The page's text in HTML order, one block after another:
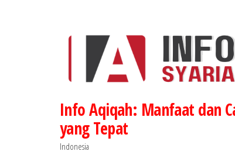
Info Aqiqah: Manfaat dan
yang Tepat
Indonesia